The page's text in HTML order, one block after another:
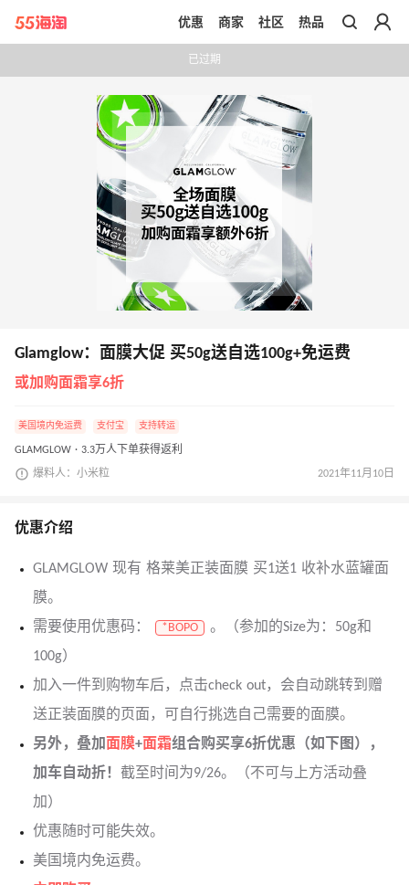
带你去官网买正品
优惠 商家 社区 热品
已过期
Glamglow：面膜大促 买50g送自选100g+免运费
或加购面霜享6折
美国境内免运费 支付宝 支持转运
GLAMGLOW · 3.3万人下单获得返利
爆料人：小米粒 2021年11月10日
优惠介绍
GLAMGLOW 现有 格莱美正装面膜 买1送1 收补水蓝罐面
膜。
需要使用优惠码：
*BOPO
。（参加的Size为：50g和
100g）
加入一件到购物车后，点击check out，会自动跳转到赠
送正装面膜的页面，可自行挑选自己需要的面膜。
另外，叠加 面膜+面霜组合购买享6折优惠（如下图），
加车自动折！ 截至时间为9/26。（不可与上方活动叠
加）
优惠随时可能失效。
美国境内免运费。